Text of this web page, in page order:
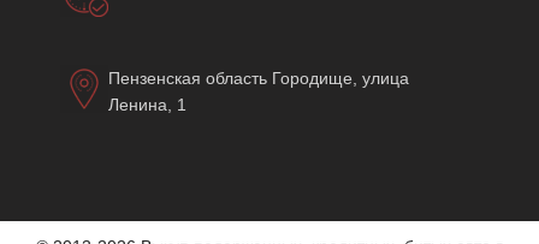
Пензенская область Городище, улица
Ленина, 1